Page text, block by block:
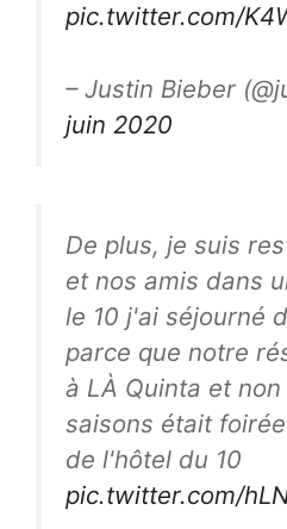
pic.twitter.com/
– Justin Bieber
juin 2020
De plus, je suis
et nos amis dans
le 10 j'ai séjourné
parce que notre
à LÀ Quinta et
saisons était
de l'hôtel du 10
pic.twitter.com/